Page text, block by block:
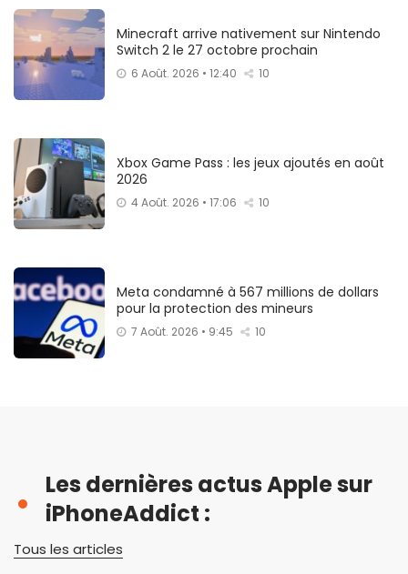
Minecraft arrive nativement sur Nintendo
Switch 2 le 27 octobre prochain
6 Août. 2026 • 12:40 10
Xbox Game Pass : les jeux ajoutés en août
2026
4 Août. 2026 • 17:06 10
Meta condamné à 567 millions de dollars
pour la protection des mineurs
7 Août. 2026 • 9:45 10
Les dernières actus Apple sur
iPhoneAddict :
Tous les articles